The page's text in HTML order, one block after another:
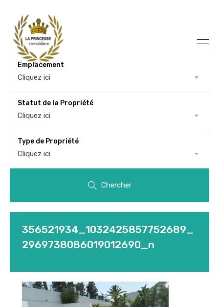
Emplacement
Cliquez ici
Statut de la Propriété
Cliquez ici
Type de Propriété
Cliquez ici
Chercher
356521934_1032425857752689_
2969738086019012690_n